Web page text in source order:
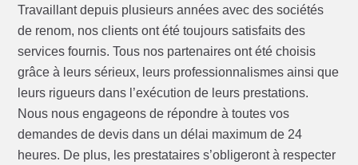
Travaillant depuis plusieurs années avec des sociétés
de renom, nos clients ont été toujours satisfaits des
services fournis. Tous nos partenaires ont été choisis
grâce à leurs sérieux, leurs professionnalismes ainsi que
leurs rigueurs dans l’exécution de leurs prestations.
Nous nous engageons de répondre à toutes vos
demandes de devis dans un délai maximum de 24
heures. De plus, les prestataires s’obligeront à respecter